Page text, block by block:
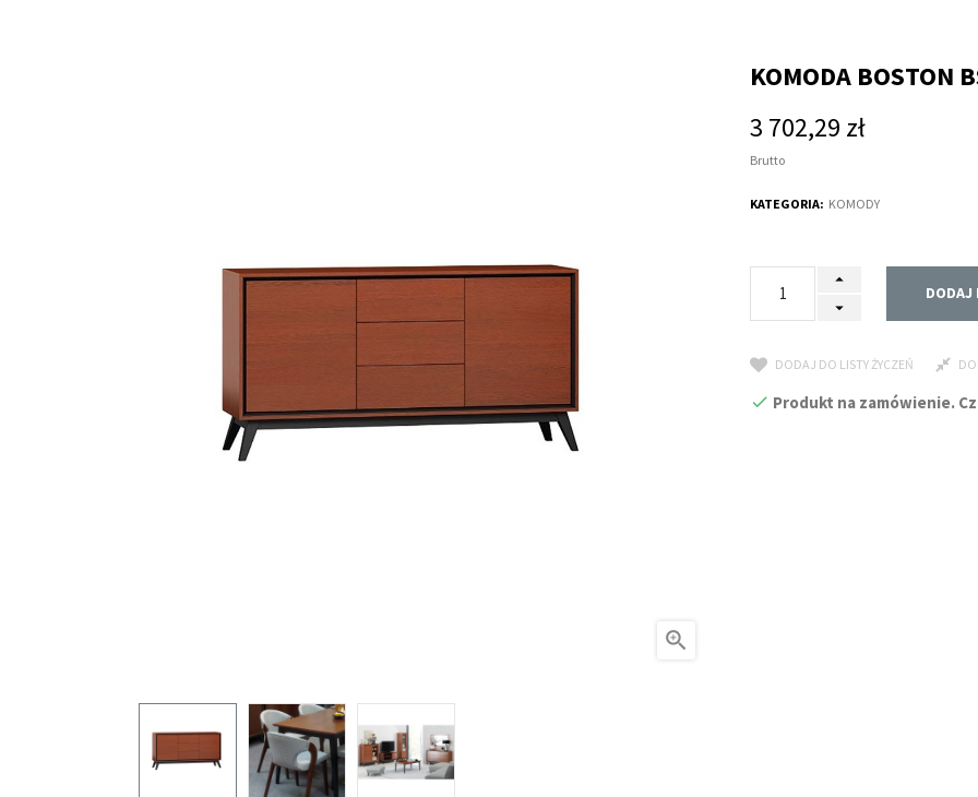

KOMODA BOSTON
3 702,29 zł
Brutto
KATEGORIA: KOMODY
DODAJ
DODAJ DO LISTY ŻYCZEŃ
Produkt na zamówienie.